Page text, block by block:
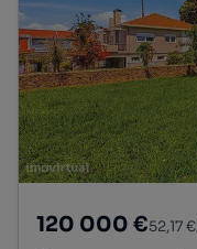
120 000 €52,17